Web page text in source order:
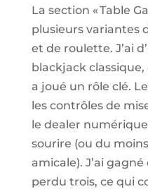
La section « Table
plusieurs variantes
et de roulette. J’ai
blackjack
a joué un rôle clé.
les contrôles de
le dealer
sourire (ou du
amicale). J’ai
perdu trois, ce qui